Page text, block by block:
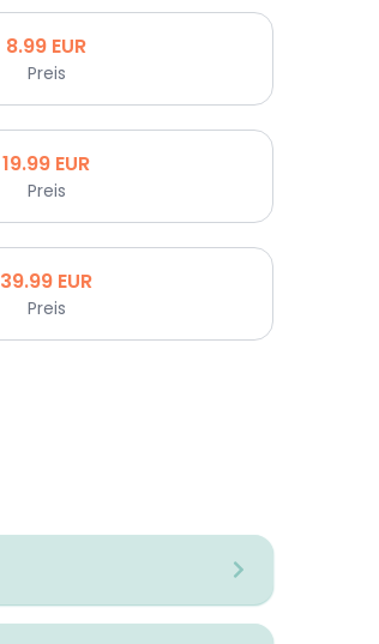
8.99 EUR
Preis
19.99 EUR
Preis
39.99 EUR
Preis